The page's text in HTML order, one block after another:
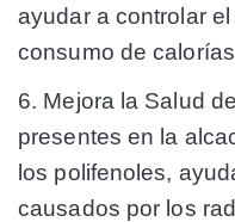
ayudar a controlar
consumo de
6. Mejora la Salud
presentes en la
los polifenoles,
causados por los